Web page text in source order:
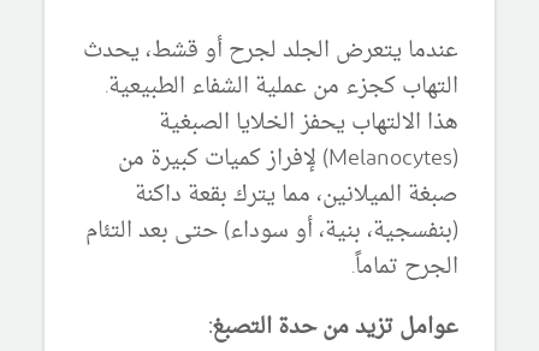
عندما يتعرض الجلد لجرح أو قشط، يحدث
التهاب كجزء من عملية الشفاء الطبيعية.
هذا الالتهاب يحفز الخلايا الصبغية
(Melanocytes) لإفراز كميات كبيرة من
صبغة الميلانين، مما يترك بقعة داكنة
(بنفسجية، بنية، أو سوداء) حتى بعد التئام
الجرح تماماً.
عوامل تزيد من حدة التصبغ: